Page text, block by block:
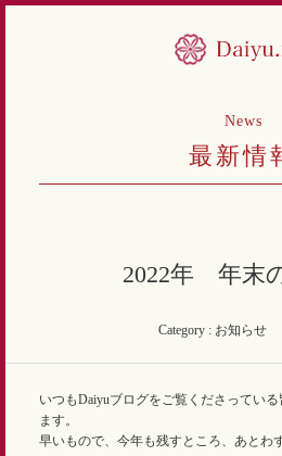
News
最新情
2022年 年末
Category : お知らせ
いつもDaiyuブログをご覧くださってい
ます。
早いもので、今年も残すところ、あとわ